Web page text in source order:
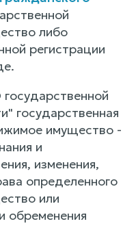
либо
регистрации
государственная
имущество -
и
изменения,
определенного
или
обременения